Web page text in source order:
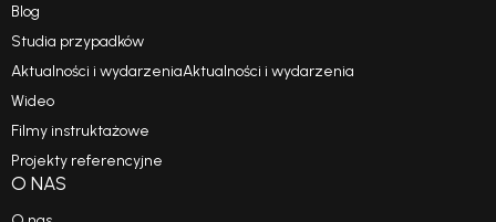
Blog
Studia przypadków
Aktualności i wydarzeniaAktualności i wydarzenia
Wideo
Filmy instruktażowe
Projekty referencyjne
O NAS